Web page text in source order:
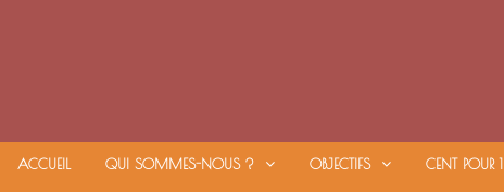
ACCUEIL QUI SOMMES-NOUS ? OBJECTIFS CENT